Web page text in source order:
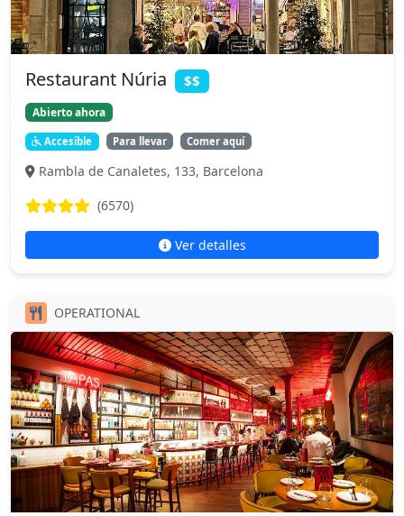
Restaurant Núria $$
Abierto ahora
Accesible Para llevar Comer aquí
Rambla de Canaletes, 133, Barcelona
(6570)
Ver detalles
OPERATIONAL